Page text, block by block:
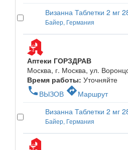
Визанна Таблетки 2 мг
Байер, Германия
Аптеки ГОРЗДРАВ
Москва, г. Москва, ул.
Время работы: Уточняйте
phone ВЫЗОВ directionsМаршрут
Визанна Таблетки 2 мг
Байер, Германия